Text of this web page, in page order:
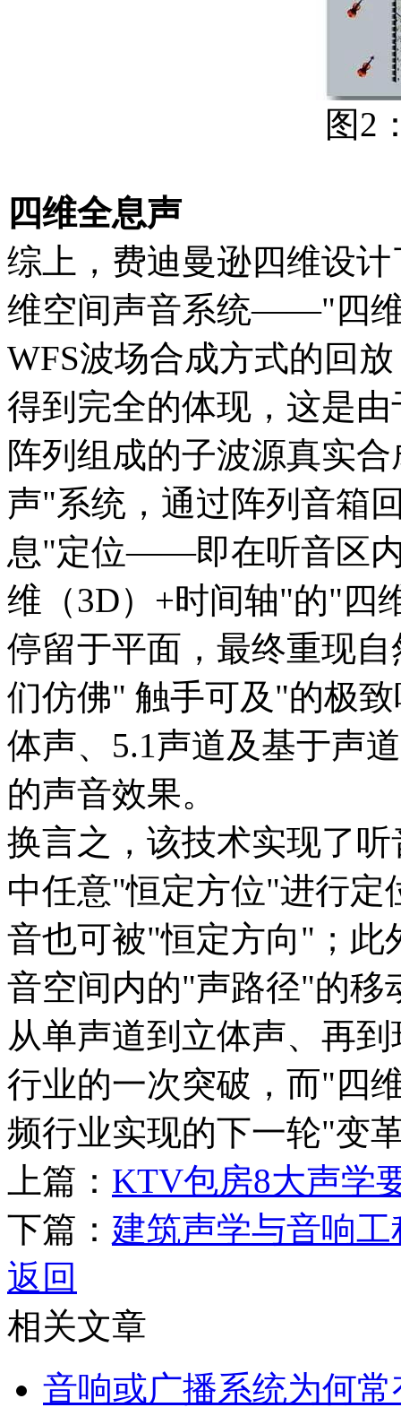
图2
四维全息声
综上，费迪曼逊四维设
维空间声音系统——"四
WFS波场合成方式的回
得到完全的体现，这是
阵列组成的子波源真实
声"系统，通过阵列音箱
息"定位——即在听音区
维（3D）+时间轴"的"四
停留于平面，最终重现
们仿佛" 触手可及"的极
体声、5.1声道及基于声
的声音效果。
换言之，该技术实现了
中任意"恒定方位"进行定
音也可被"恒定方向"；此
音空间内的"声路径"的移
从单声道到立体声、再
行业的一次突破，而"四
频行业实现的下一轮"变
上篇： KTV包房8大声学
下篇： 建筑声学与音响
返回
相关文章
音响或广播系统为何